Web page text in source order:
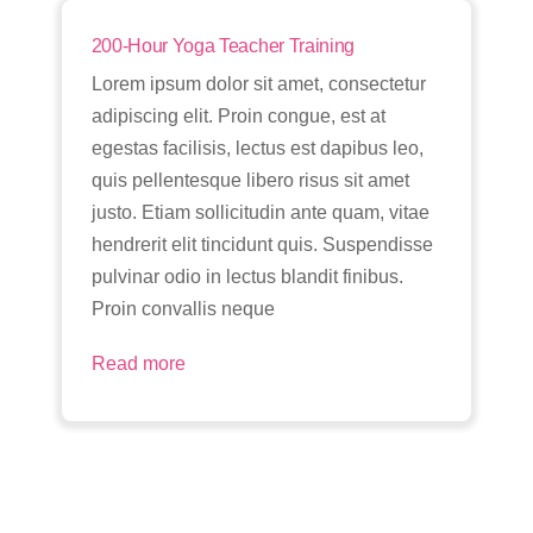
200-Hour Yoga Teacher Training
Lorem ipsum dolor sit amet, consectetur
adipiscing elit. Proin congue, est at
egestas facilisis, lectus est dapibus leo,
quis pellentesque libero risus sit amet
justo. Etiam sollicitudin ante quam, vitae
hendrerit elit tincidunt quis. Suspendisse
pulvinar odio in lectus blandit finibus.
Proin convallis neque
Read more